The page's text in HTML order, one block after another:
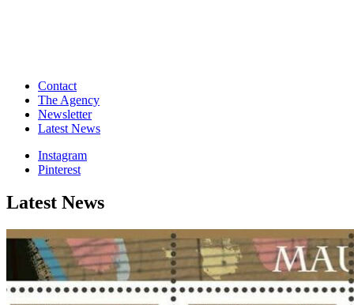
Contact
The Agency
Newsletter
Latest News
Instagram
Pinterest
Latest News